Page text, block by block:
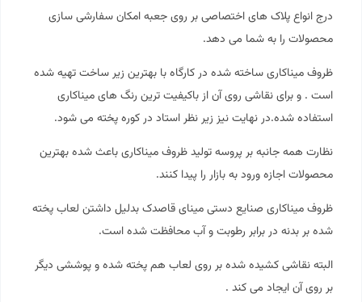
درج انواع پلاک های اختصاصی بر روی جعبه امکان سفارشی سازی
محصولات را به شما می دهد.
ظروف میناکاری ساخته شده در کارگاه با بهترین زیر ساخت تهیه شده
است . و برای نقاشی روی آن از باکیفیت ترین رنگ های میناکاری
استفاده شده.در نهایت نیز زیر نظر استاد در کوره پخته می شود.
نظارت همه جانبه بر پروسه تولید ظروف میناکاری باعث شده بهترین
محصولات اجازه ورود به بازار را پیدا کنند.
ظروف میناکاری صنایع دستی مینای قاصدک بدلیل داشتن لعاب پخته
شده بر بدنه در برابر رطوبت و آب محافظت شده است.
البته نقاشی کشیده شده بر روی لعاب هم پخته شده و پوششی دیگر
بر روی آن ایجاد می کند .